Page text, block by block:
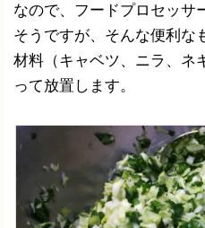
なので、フードプロセッサ
そうですが、そんな便利な
材料（キャベツ、ニラ、ネ
って放置します。